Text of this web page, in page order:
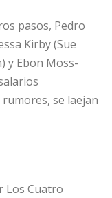
pasos, Pedro
Kirby (Sue
y Ebon Moss-
se laejan
Los Cuatro